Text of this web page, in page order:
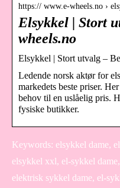
https:// www.e-wheels.no ›
Elsykkel | Stort
wheels.no
Elsykkel | Stort utvalg –
Ledende norsk aktør for
markedets beste priser.
behov til en uslåelig pris.
fysiske butikker.
Keywords: elsykkel dame,
elsykkel xxl, el-sykkel
elektrisk sykkel dame, el-